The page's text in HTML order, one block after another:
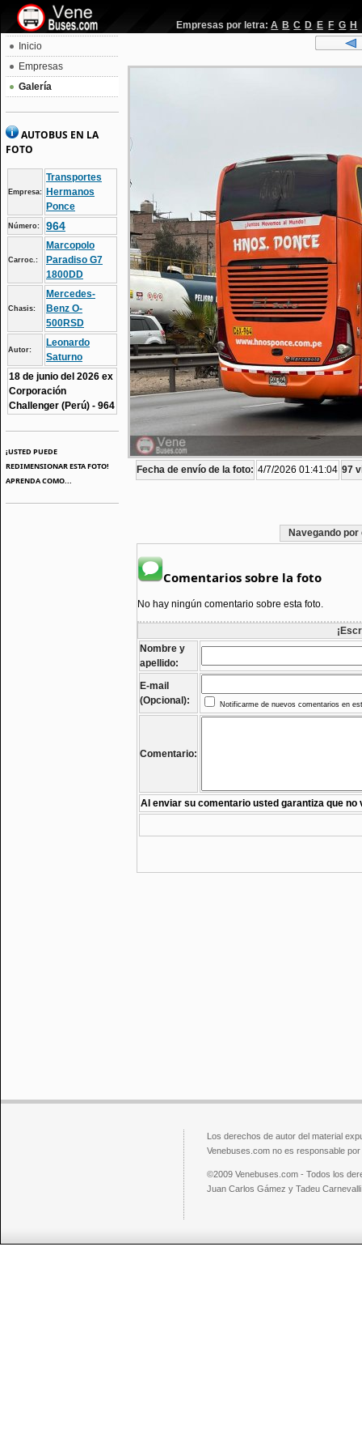
Empresas por letra: A B C D E F G H
Inicio
Empresas
Galería
AUTOBUS EN LA
FOTO
Empresa:
Transportes
Hermanos
Ponce
Número: 964
Carroc.:
Marcopolo
Paradiso G7
1800DD
Chasis:
Mercedes-
Benz O-
500RSD
Autor:
Leonardo
Saturno
18 de junio del 2026 ex
Corporación
Challenger (Perú) - 964
¡USTED PUEDE
REDIMENSIONAR ESTA FOTO!
APRENDA COMO...
Fecha de envío de la foto: 4/7/2026 01:41:04 97
Navegando
Comentarios sobre la foto
No hay ningún comentario sobre esta foto.
Nombre y
apellido:
E-mail
(Opcional):
Notificarme de nuevos comentarios en
Comentario:
Al enviar su comentario usted garantiza que no
Los derechos de autor del material
Venebuses.com no es responsable
©2009 Venebuses.com - Todos los
Juan Carlos Gámez y Tadeu Carnevalli